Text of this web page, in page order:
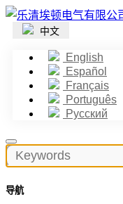
中文
English
Español
Français
Português
Русский
导航